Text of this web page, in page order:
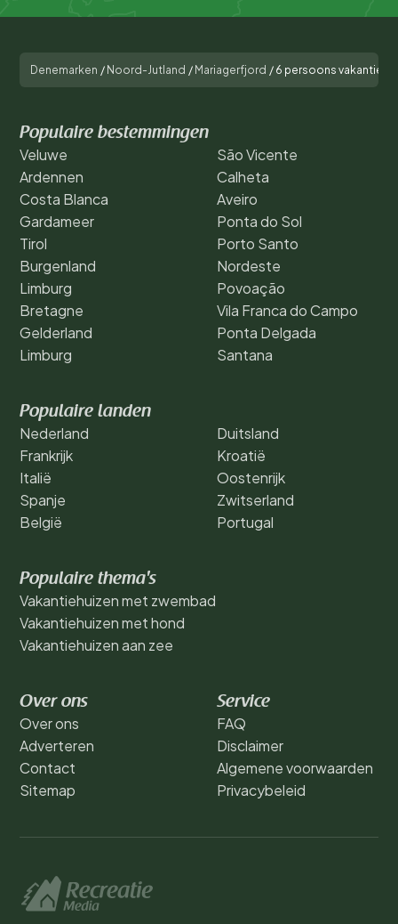
Denemarken / Noord-Jutland / Mariagerfjord / 6 persoons vakantie
Populaire bestemmingen
Veluwe
Ardennen
Costa Blanca
Gardameer
Tirol
Burgenland
Limburg
Bretagne
Gelderland
Limburg
São Vicente
Calheta
Aveiro
Ponta do Sol
Porto Santo
Nordeste
Povoação
Vila Franca do Campo
Ponta Delgada
Santana
Populaire landen
Nederland
Frankrijk
Italië
Spanje
België
Duitsland
Kroatië
Oostenrijk
Zwitserland
Portugal
Populaire thema's
Vakantiehuizen met zwembad
Vakantiehuizen met hond
Vakantiehuizen aan zee
Over ons
Over ons
Adverteren
Contact
Sitemap
Service
FAQ
Disclaimer
Algemene voorwaarden
Privacybeleid